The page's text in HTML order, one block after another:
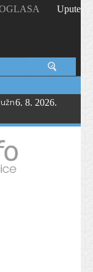
Upute
Istarske
6. 8. 2026.